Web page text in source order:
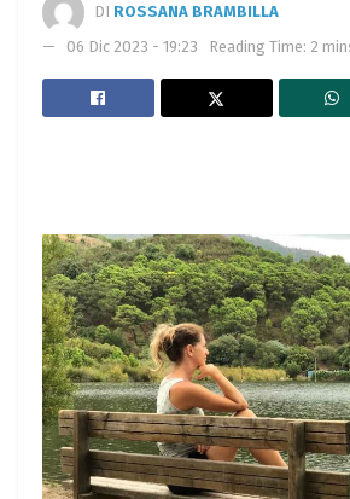
DI ROSSANA BRAMBILLA
06 Dic 2023 - 19:23
Reading Time: 2